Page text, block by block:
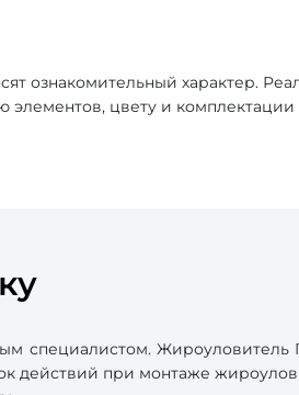
ознакомительный характер.
элементов, цвету и
специалистом.
действий при монтаже